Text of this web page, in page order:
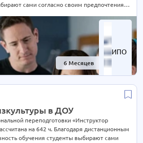
ИПО
6 Месяцев -52%
сами согласно своим предпочтениям.
уточняйте по телефону на сайте
для консультации.
в ДОУ
переподготовки «Инструктор
на 642 ч. Благодаря дистанционным
обучения студенты выбирают сами